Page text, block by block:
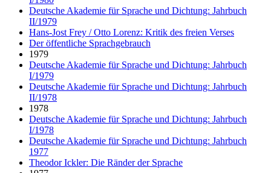
Deutsche Akademie für Sprache und Dichtung: Jahrbuch
II/1979
Hans-Jost Frey / Otto Lorenz: Kritik des freien Verses
Der öffentliche Sprachgebrauch
1979
Deutsche Akademie für Sprache und Dichtung: Jahrbuch
I/1979
Deutsche Akademie für Sprache und Dichtung: Jahrbuch
II/1978
1978
Deutsche Akademie für Sprache und Dichtung: Jahrbuch
I/1978
Deutsche Akademie für Sprache und Dichtung: Jahrbuch
1977
Theodor Ickler: Die Ränder der Sprache